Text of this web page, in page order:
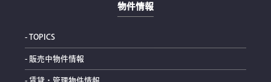
物件情報
- TOPICS
- 販売中物件情報
- 賃貸・管理物件情報